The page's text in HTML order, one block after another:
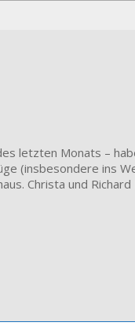
letzten Monats –
(insbesondere ins
Christa und